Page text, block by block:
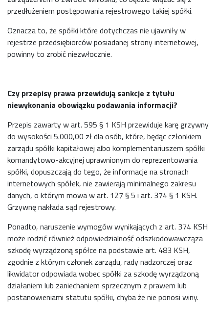
przedłużeniem postępowania rejestrowego takiej spółki.
Oznacza to, że spółki które dotychczas nie ujawniły w
rejestrze przedsiębiorców posiadanej strony internetowej,
powinny to zrobić niezwłocznie.
Czy przepisy prawa przewidują sankcje z tytułu
niewykonania obowiązku podawania informacji?
Przepis zawarty w art. 595 § 1 KSH przewiduje karę grzywny
do wysokości 5.000,00 zł dla osób, które, będąc członkiem
zarządu spółki kapitałowej albo komplementariuszem spółki
komandytowo-akcyjnej uprawnionym do reprezentowania
spółki, dopuszczają do tego, że informacje na stronach
internetowych spółek, nie zawierają minimalnego zakresu
danych, o którym mowa w art. 127 § 5 i art. 374 § 1 KSH.
Grzywnę nakłada sąd rejestrowy.
Ponadto, naruszenie wymogów wynikających z art. 374 KSH
może rodzić również odpowiedzialność odszkodowawcząza
szkodę wyrządzoną spółce na podstawie art. 483 KSH,
zgodnie z którym członek zarządu, rady nadzorczej oraz
likwidator odpowiada wobec spółki za szkodę wyrządzoną
działaniem lub zaniechaniem sprzecznym z prawem lub
postanowieniami statutu spółki, chyba że nie ponosi winy.